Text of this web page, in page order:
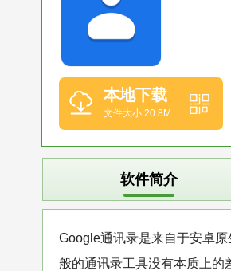
本地下载
文件大小:20.8M
软件简介
Google通讯录是来自于安卓
般的通讯录工具没有本质上的